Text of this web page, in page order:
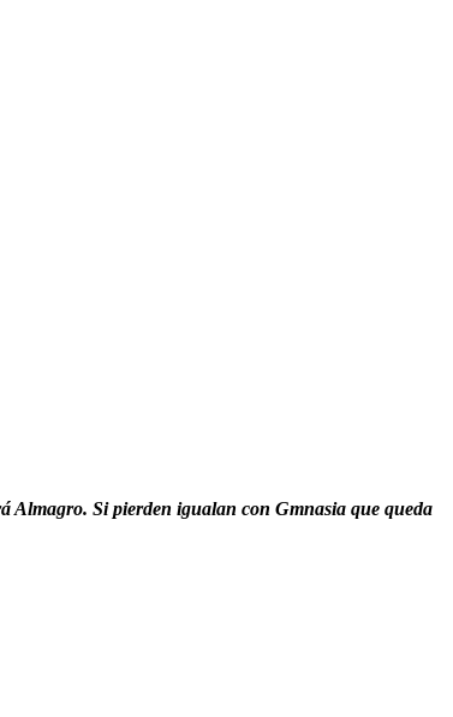
Almagro. Si pierden igualan con Gmnasia que queda